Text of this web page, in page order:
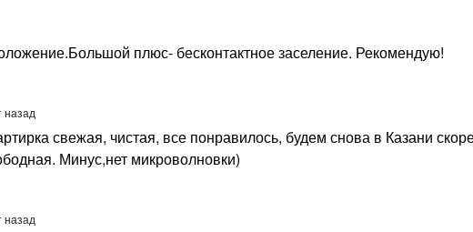
плюс- бесконтактное заселение. Рекомендую!
назад
свежая, чистая, все понравилось, будем снова в Казани
Минус,нет микроволновки)
назад